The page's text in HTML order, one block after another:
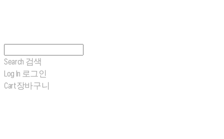
Search 검색
Log In 로그인
Cart장바구니